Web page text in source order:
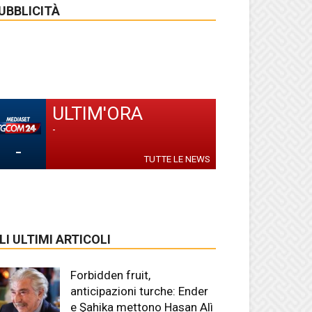
-
ULTIM'ORA
-
TUTTE LE NEWS
ULTIMI ARTICOLI
Forbidden fruit,
anticipazioni turche: Ender
e Şahika mettono Hasan Alì